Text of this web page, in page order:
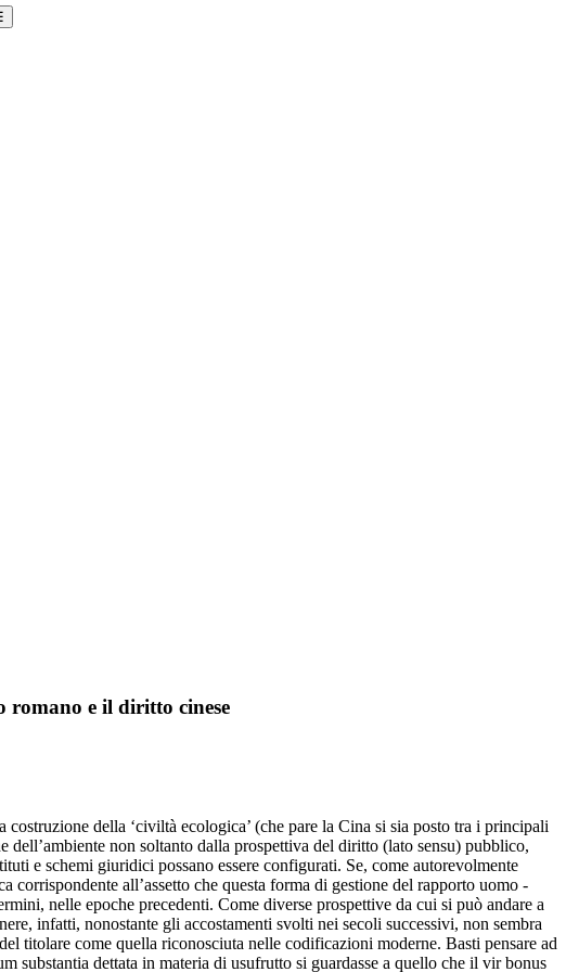
e il diritto cinese
della ‘civiltà ecologica’ (che pare la Cina si sia posto tra i principali
non soltanto dalla prospettiva del diritto (lato sensu) pubblico,
e schemi giuridici possano essere configurati. Se, come autorevolmente
corrispondente all’assetto che questa forma di gestione del rapporto uomo -
nelle epoche precedenti. Come diverse prospettive da cui si può andare a
infatti, nonostante gli accostamenti svolti nei secoli successivi, non sembra
titolare come quella riconosciuta nelle codificazioni moderne. Basti pensare ad
substantia dettata in materia di usufrutto si guardasse a quello che il vir bonus